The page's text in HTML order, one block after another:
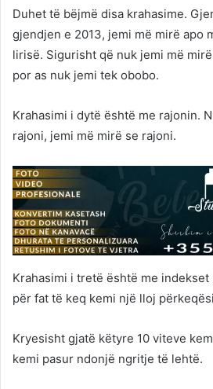
Duhet të bëjmë disa krahasime.
gjendjen e 2013, jemi më mirë apo
lirisë. Sigurisht që nuk jemi më
por as nuk jemi tek obobo.
Krahasimi i dytë është me rajonin.
rajoni, jemi më mirë se rajoni.
Krahasimi i tretë është me
për fat të keq kemi një lloj
Kryesisht gjatë këtyre 10 viteve
kemi pasur ndonjë ngritje të lehtë.